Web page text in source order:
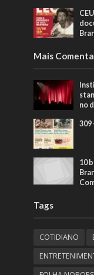
Mais
no
309
10
Tags
COTIDIANO